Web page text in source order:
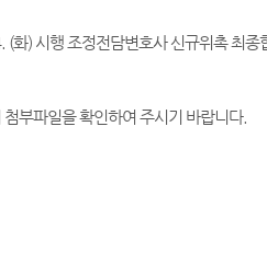
) 시행 조정전담변호사 신규위촉 최종
부파일을 확인하여 주시기 바랍니다.